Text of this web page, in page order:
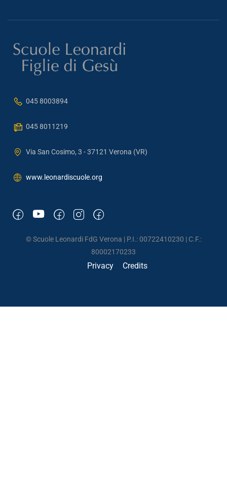
045 8003894
045 8011219
Via San Cosimo, 3 - 37121 Verona (VR)
www.leonardiscuole.org
© Scuole Leonardi FdG Verona | P.I.: 00722410230 | C.F.:
80002170233
Privacy Credits